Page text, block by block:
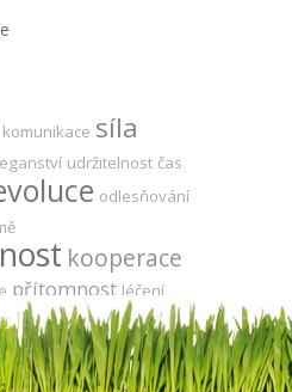
komunikace síla
udržitelnost čas
odlesňování
kooperace
přítomnost léčení
jedno
vegetariánství
za oponou